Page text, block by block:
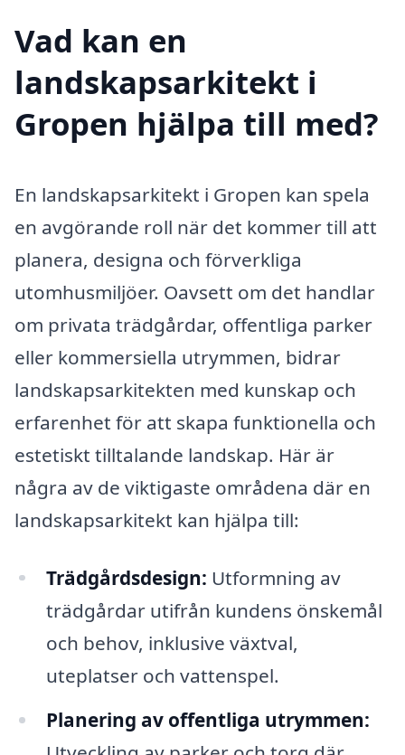
Vad kan en
landskapsarkitekt i
Gropen hjälpa till med?
En landskapsarkitekt i Gropen kan spela
en avgörande roll när det kommer till att
planera, designa och förverkliga
utomhusmiljöer. Oavsett om det handlar
om privata trädgårdar, offentliga parker
eller kommersiella utrymmen, bidrar
landskapsarkitekten med kunskap och
erfarenhet för att skapa funktionella och
estetiskt tilltalande landskap. Här är
några av de viktigaste områdena där en
landskapsarkitekt kan hjälpa till:
Trädgårdsdesign: Utformning av
trädgårdar utifrån kundens önskemål
och behov, inklusive växtval,
uteplatser och vattenspel.
Planering av offentliga utrymmen: